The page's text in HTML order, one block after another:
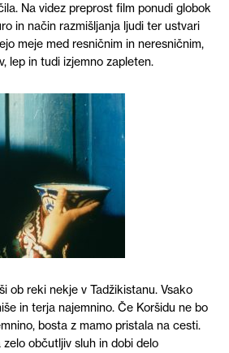
Na videz preprost film ponudi globok
in način razmišljanja ljudi ter ustvari
meje med resničnim in neresničnim,
lep in tudi izjemno zapleten.
ob reki nekje v Tadžikistanu. Vsako
in terja najemnino. Če Koršidu ne bo
bosta z mamo pristala na cesti.
občutljiv sluh in dobi delo